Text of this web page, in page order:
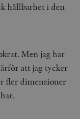
hållbarhet i den
Men jag har
att jag tycker
fler dimensioner